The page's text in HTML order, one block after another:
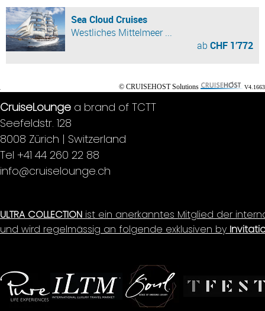
Sea Cloud Cruises
Westliches Mittelmeer ...
ab CHF 1’772
© CRUISEHOST Solutions V4.1663
CruiseLounge a brand of TCTT
Seefeldstr. 128
8008 Zürich | Switzerland
Tel +41 44 260 22 88
info@cruiselounge.ch
ULTRA COLLECTION ist ein anerkanntes Mitglied der
und wird regelmässig an folgende exklusiven by